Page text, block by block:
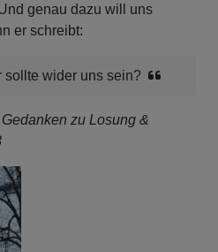
genau dazu will uns
er schreibt:
sollte wider uns sein?
zu Losung &